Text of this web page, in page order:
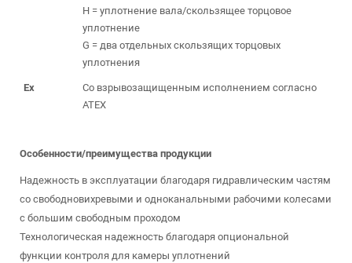
H = уплотнение вала/скользящее торцовое
уплотнение
G = два отдельных скользящих торцовых
уплотнения
Ex
Со взрывозащищенным исполнением согласно
ATEX
Особенности/преимущества продукции
Надежность в эксплуатации благодаря гидравлическим частям
со свободновихревыми и одноканальными рабочими колесами
с большим свободным проходом
Технологическая надежность благодаря опциональной
функции контроля для камеры уплотнений